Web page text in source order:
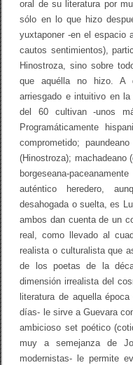
oral de su literatura por
sólo en lo que hizo
yuxtaponer -en el espacio
cautos sentimientos),
Hinostroza, sino sobre
que aquélla no hizo. A
arriesgado e intuitivo en
del 60 cultivan -unos
Programáticamente
comprometido;
(Hinostroza); machadeano
borgeseana-
auténtico heredero,
desahogada o suelta, es
ambos dan cuenta de un
real, como llevado al
realista o culturalista que
de los poetas de la
dimensión irrealista del
literatura de aquella
días- le sirve a Guevara
ambicioso set poético
muy a semejanza de
modernistas- le permite